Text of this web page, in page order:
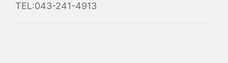
TEL:043-241-4913